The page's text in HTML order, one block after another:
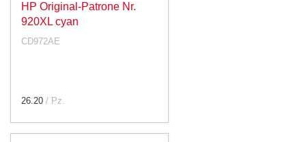
HP Original-Patrone Nr.
920XL cyan
CD972AE
26.20 / Pz.